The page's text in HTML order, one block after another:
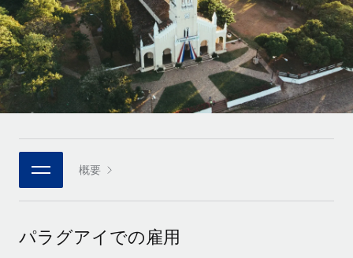
Remote統合
人事機能をワークフローにシームレスに統合する
プラットフォーム
チームのための人事の基本機能を内蔵
接続 新しい
当社のMCPを使用して、あらゆるAIツールをRemoteに接続
統合
基本的なビジネスツールを活用して業務プロセスを効率化す
ミッドマーケット
カスタマイズされた人事ソリューションでチームを拡大する
企業
大企業向けのグローバルHR
パートナーに登録
戦略的テクノロジーパートナー
グローバルな人事機能を柔軟に自社プラットフォームへ統合
当社とのパートナーシップの可能性を検討する
リサーチおよびガイド
活用事例
HR用語集
チェックリストおよびテンプレート
職務内容ライブラリ
ウェビナー
イベント
ニュースルーム
Español
Italiano
Português (Portugal)
日本語
한국어 概要
パラグアイでの雇用